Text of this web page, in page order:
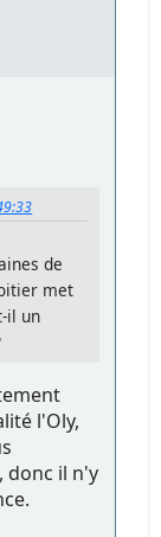
de
met
il un
l'Oly,
donc il n'y